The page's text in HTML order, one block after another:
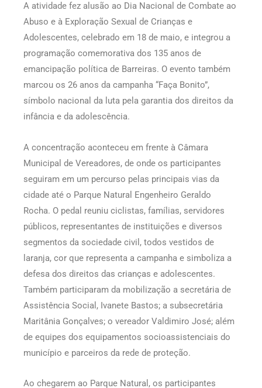
A atividade fez alusão ao Dia Nacional de Combate ao
Abuso e à Exploração Sexual de Crianças e
Adolescentes, celebrado em 18 de maio, e integrou a
programação comemorativa dos 135 anos de
emancipação política de Barreiras. O evento também
marcou os 26 anos da campanha “Faça Bonito”,
símbolo nacional da luta pela garantia dos direitos da
infância e da adolescência.
A concentração aconteceu em frente à Câmara
Municipal de Vereadores, de onde os participantes
seguiram em um percurso pelas principais vias da
cidade até o Parque Natural Engenheiro Geraldo
Rocha. O pedal reuniu ciclistas, famílias, servidores
públicos, representantes de instituições e diversos
segmentos da sociedade civil, todos vestidos de
laranja, cor que representa a campanha e simboliza a
defesa dos direitos das crianças e adolescentes.
Também participaram da mobilização a secretária de
Assistência Social, Ivanete Bastos; a subsecretária
Maritânia Gonçalves; o vereador Valdimiro José; além
de equipes dos equipamentos socioassistenciais do
município e parceiros da rede de proteção.
Ao chegarem ao Parque Natural, os participantes